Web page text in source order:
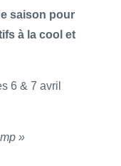
saison pour
à la cool et
6 & 7 avril
»